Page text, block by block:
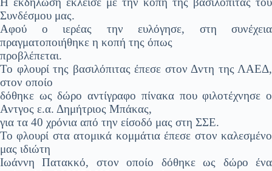
Συνδέσμου μας.
Αφού ο ιερέας την ευλόγησε, στη συνέχεια
πραγματοποιήθηκε η κοπή της όπως
προβλέπεται.
Το φλουρί της βασιλόπιτας έπεσε στον Δντη της ΛΑΕΔ,
στον οποίο
δόθηκε ως δώρο αντίγραφο πίνακα που φιλοτέχνησε ο
Αντγος ε.α. Δημήτριος Μπάκας,
για τα 40 χρόνια από την είσοδό μας στη ΣΣΕ.
Το φλουρί στα ατομικά κομμάτια έπεσε στον καλεσμένο
μας ιδιώτη
Ιωάννη Πατακκό, στον οποίο δόθηκε ως δώρο ένα